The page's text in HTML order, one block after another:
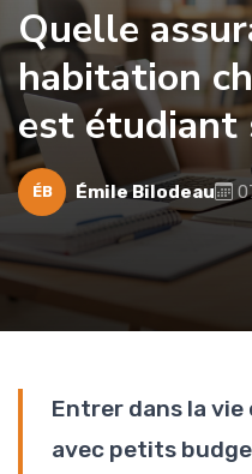
Quelle
habitation
est étudiant
ÉB Émile Bilodeau
Entrer dans la
avec petits